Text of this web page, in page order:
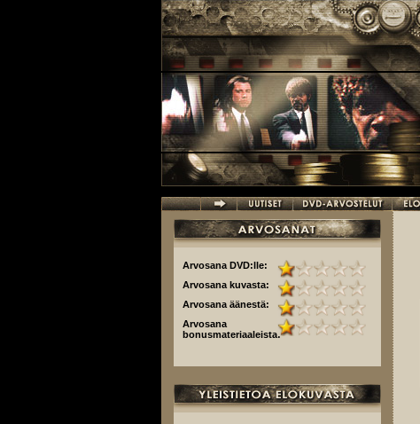
Arvosana DVD:lle:
Arvosana kuvasta:
Arvosana äänestä:
Arvosana
bonusmateriaaleista: